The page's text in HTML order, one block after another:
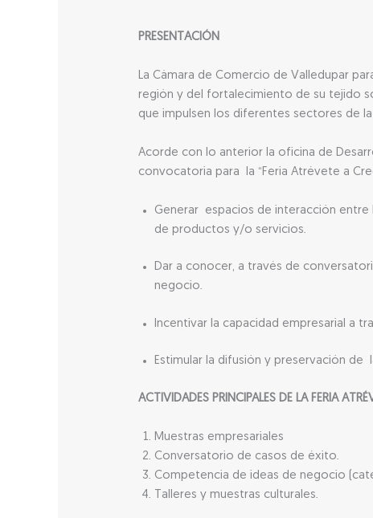
PRESENTACIÓN
La Cámara de Comercio de Valledupar
región y del fortalecimiento de su tejido
que impulsen los diferentes sectores de
Acorde con lo anterior la oficina de
convocatoria para la “Feria Atrévete a
Generar espacios de interacción entre
de productos y/o servicios.
Dar a conocer, a través de
negocio.
Incentivar la capacidad empresarial a
Estimular la difusión y preservación de
ACTIVIDADES PRINCIPALES DE LA FERIA
Muestras empresariales
Conversatorio de casos de éxito.
Competencia de ideas de negocio
Talleres y muestras culturales.